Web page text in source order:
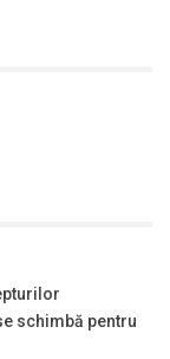
schimbă pentru